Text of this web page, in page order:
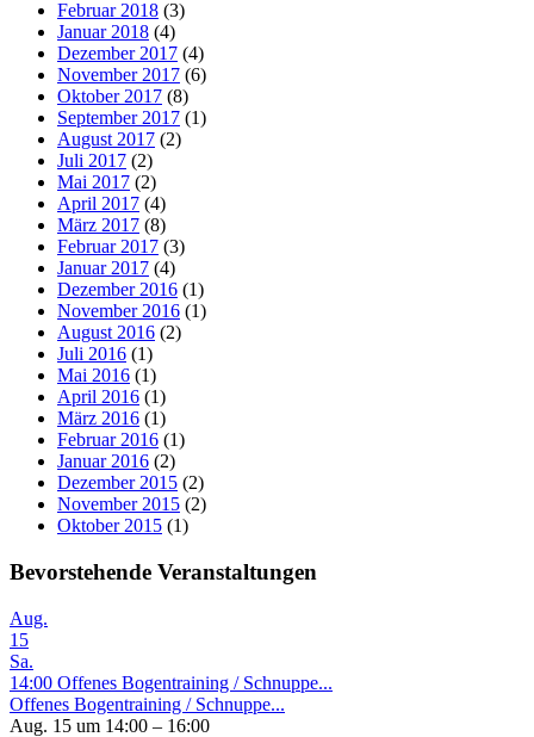
Februar 2018 (3)
Januar 2018 (4)
Dezember 2017 (4)
November 2017 (6)
Oktober 2017 (8)
September 2017 (1)
August 2017 (2)
Juli 2017 (2)
Mai 2017 (2)
April 2017 (4)
März 2017 (8)
Februar 2017 (3)
Januar 2017 (4)
Dezember 2016 (1)
November 2016 (1)
August 2016 (2)
Juli 2016 (1)
Mai 2016 (1)
April 2016 (1)
März 2016 (1)
Februar 2016 (1)
Januar 2016 (2)
Dezember 2015 (2)
November 2015 (2)
Oktober 2015 (1)
Bevorstehende Veranstaltungen
Aug.
15
Sa.
14:00 Offenes Bogentraining / Schnuppe...
Offenes Bogentraining / Schnuppe...
Aug. 15 um 14:00 – 16:00